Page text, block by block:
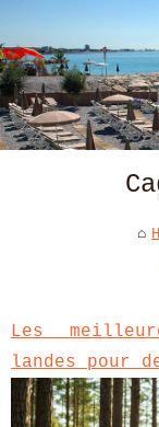
Les
landes pour